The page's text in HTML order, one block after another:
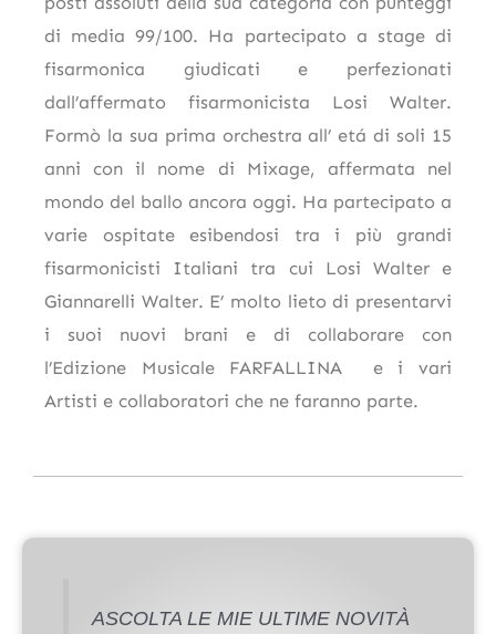
di media 99/100. Ha partecipato a stage di
fisarmonica giudicati e perfezionati
dall’affermato fisarmonicista Losi Walter.
Formò la sua prima orchestra all’ etá di soli 15
anni con il nome di Mixage, affermata nel
mondo del ballo ancora oggi. Ha partecipato a
varie ospitate esibendosi tra i più grandi
fisarmonicisti Italiani tra cui Losi Walter e
Giannarelli Walter. E’ molto lieto di presentarvi
i suoi nuovi brani e di collaborare con
l’Edizione Musicale FARFALLINA e i vari
Artisti e collaboratori che ne faranno parte.
ASCOLTA LE MIE ULTIME NOVITÀ